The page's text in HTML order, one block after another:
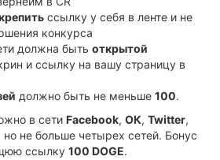
ссылку у себя в ленте и не
конкурса
должна быть открытой
и ссылку на вашу страницу в
должно быть не меньше 100.
в сети Facebook, ОК, Twitter,
не больше четырех сетей. Бонус
ссылку 100 DOGE.